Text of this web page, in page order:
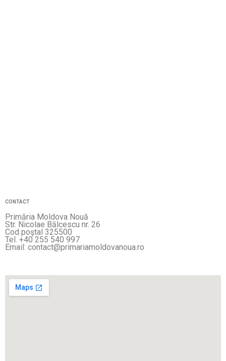
CONTACT
Primăria Moldova Nouă
Str. Nicolae Bălcescu nr. 26
Cod poştal 325500
Tel. +40 255 540 997
Email: contact@primariamoldovanoua.ro